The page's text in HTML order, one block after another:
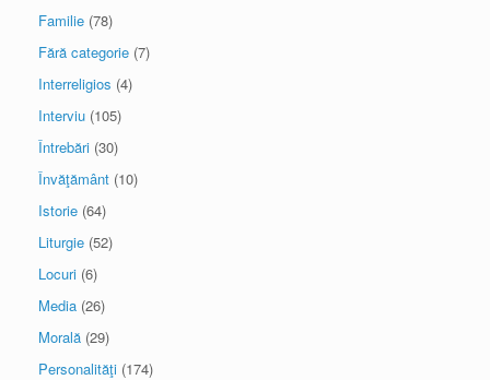
Familie (78)
Fără categorie (7)
Interreligios (4)
Interviu (105)
Întrebări (30)
Învăţământ (10)
Istorie (64)
Liturgie (52)
Locuri (6)
Media (26)
Morală (29)
Personalităţi (174)